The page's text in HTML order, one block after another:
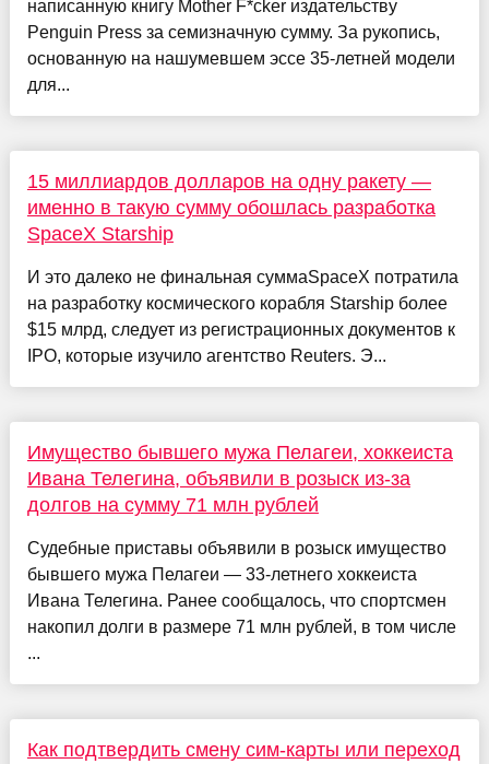
написанную книгу Mother F*cker издательству
Penguin Press за семизначную сумму. За рукопись,
основанную на нашумевшем эссе 35-летней модели
для...
15 миллиардов долларов на одну ракету —
именно в такую сумму обошлась разработка
SpaceX Starship
И это далеко не финальная суммаSpaceX потратила
на разработку космического корабля Starship более
$15 млрд, следует из регистрационных документов к
IPO, которые изучило агентство Reuters. Э...
Имущество бывшего мужа Пелагеи, хоккеиста
Ивана Телегина, объявили в розыск из-за
долгов на сумму 71 млн рублей
Судебные приставы объявили в розыск имущество
бывшего мужа Пелагеи — 33-летнего хоккеиста
Ивана Телегина. Ранее сообщалось, что спортсмен
накопил долги в размере 71 млн рублей, в том числе
...
Как подтвердить смену сим-карты или переход